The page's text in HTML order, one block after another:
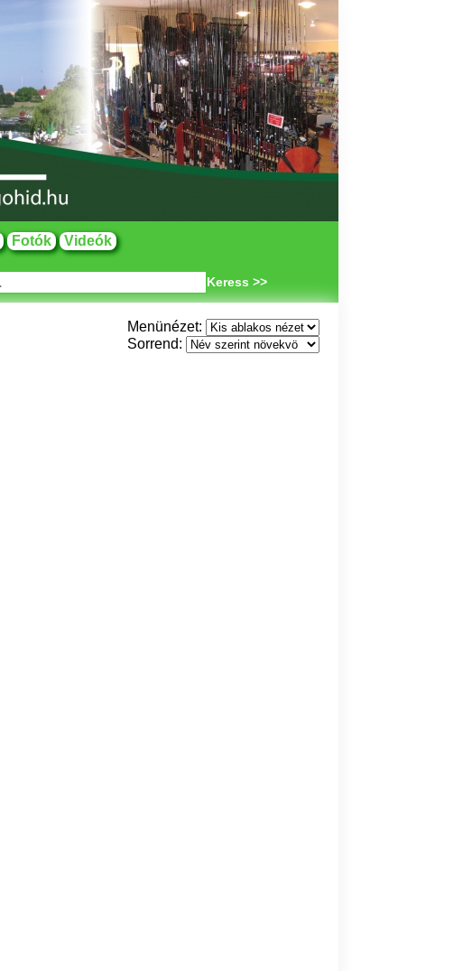
Fotók Videók
Keress >>
Menünézet:
Sorrend: